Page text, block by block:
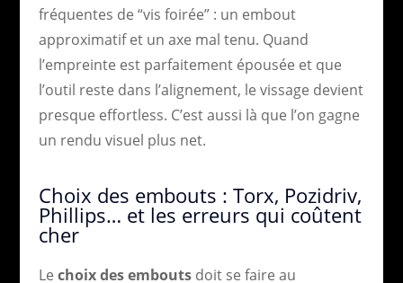
fréquentes de “vis foirée” : un embout
approximatif et un axe mal tenu. Quand
l’empreinte est parfaitement épousée et que
l’outil reste dans l’alignement, le vissage devient
presque effortless. C’est aussi là que l’on gagne
un rendu visuel plus net.
Choix des embouts : Torx, Pozidriv,
Phillips… et les erreurs qui coûtent
cher
Le choix des emboutsdoit se faire au